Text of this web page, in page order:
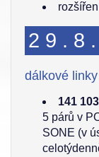
dálkové
141
5 párů v
SONE (v